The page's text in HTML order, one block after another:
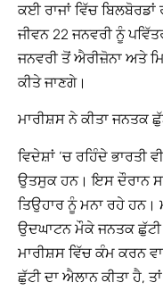
ਕਈ ਰਾਜਾਂ ਵਿੱਚ
ਜੀਵਨ 22 ਜਨਵਰੀ ਨੂੰ
ਜਨਵਰੀ ਤੋਂ ਐਰੀਜ਼ੋਨਾ ਅਤੇ
ਕੀਤੇ ਜਾਣਗੇ।
ਮਾਰੀਸ਼ਸ ਨੇ ਕੀਤਾ ਜਨਤਕ
ਵਿਦੇਸ਼ਾਂ ‘ਚ ਰਹਿੰਦੇ ਭਾਰਤੀ
ਉਤਸੁਕ ਹਨ। ਇਸ ਦੌਰਾਨ
ਤਿਉਹਾਰ ਨੂੰ ਮਨਾ ਰਹੇ ਹਨ।
ਉਦਘਾਟਨ ਮੌਕੇ ਜਨਤਕ ਛੁੱਟੀ
ਮਾਰੀਸ਼ਸ ਵਿੱਚ ਕੰਮ ਕਰਨ
ਛੁੱਟੀ ਦਾ ਐਲਾਨ ਕੀਤਾ ਹੈ,